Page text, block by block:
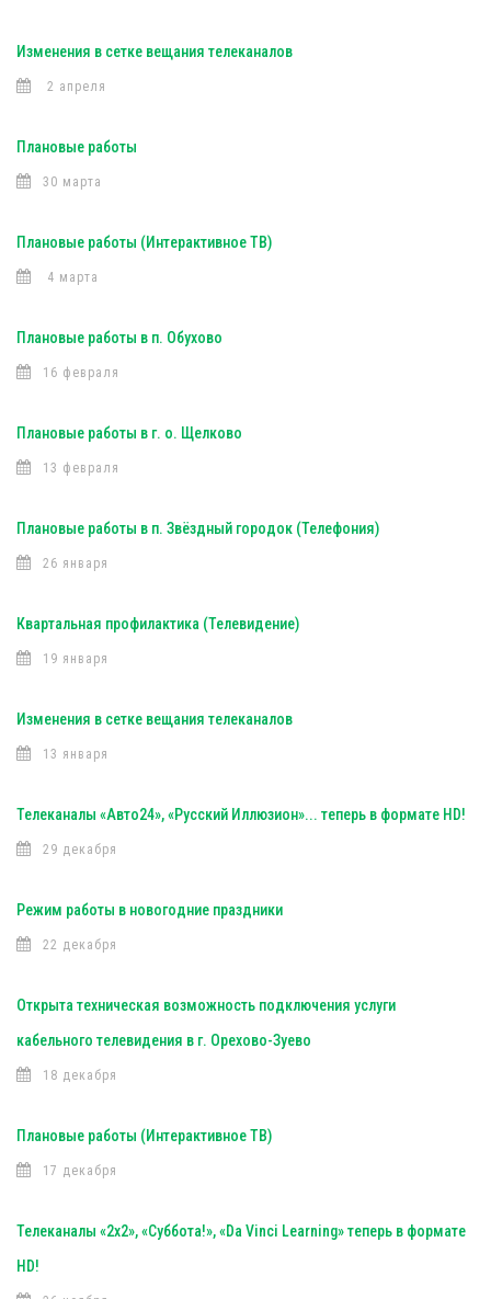
Изменения в сетке вещания телеканалов
2 апреля
Плановые работы
30 марта
Плановые работы (Интерактивное ТВ)
4 марта
Плановые работы в п. Обухово
16 февраля
Плановые работы в г. о. Щелково
13 февраля
Плановые работы в п. Звёздный городок (Телефония)
26 января
Квартальная профилактика (Телевидение)
19 января
Изменения в сетке вещания телеканалов
13 января
Телеканалы «Авто24», «Русский Иллюзион»... теперь в формате HD!
29 декабря
Режим работы в новогодние праздники
22 декабря
Открыта техническая возможность подключения услуги
кабельного телевидения в г. Орехово-Зуево
18 декабря
Плановые работы (Интерактивное ТВ)
17 декабря
Телеканалы «2х2», «Суббота!», «Da Vinci Learning» теперь в формате
HD!